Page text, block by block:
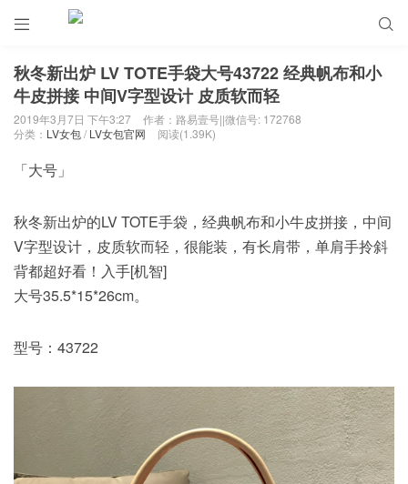
 
秋冬新出炉 LV TOTE手袋大号43722 经典帆布和小
牛皮拼接 中间V字型设计 皮质软而轻
2019年3月7日 下午3:27
作者：路易壹号||微信号: 172768
分类： LV女包/ LV女包官网 阅读(1.39K)
「大号」
秋冬新出炉的LV TOTE手袋，经典帆布和小牛皮拼接，中间
V字型设计，皮质软而轻，很能装，有长肩带，单肩手拎斜
背都超好看！入手[机智]
大号35.5*15*26cm。
型号：43722